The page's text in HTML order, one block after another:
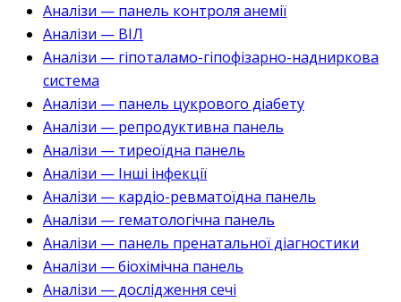
Аналізи — панель контроля анемії
Аналізи — ВІЛ
Аналізи — гіпоталамо-гіпофізарно-надниркова
система
Аналізи — панель цукрового діабету
Аналізи — репродуктивна панель
Аналізи — тиреоїдна панель
Аналізи — Інші інфекції
Аналізи — кардіо-ревматоїдна панель
Аналізи — гематологічна панель
Аналізи — панель пренатальної діагностики
Аналізи — біохімічна панель
Аналізи — дослідження сечі